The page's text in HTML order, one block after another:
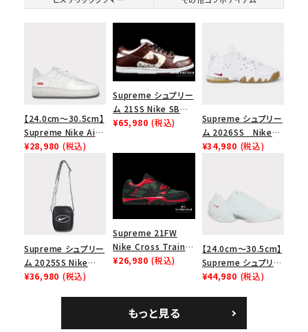
【24.0cm～30.5cm】
Supreme Nike Air
Force 1 Low シュプ
リーム ナイキエアフォ
ース１スニーカー シ
ューズ ホワイト
¥28,980 (税込)
Supreme シュプリー
ム 21SS Nike SB
Dunk Low ナイキSB
¥65,980 (税込)
Supreme シュプリー
ム 2026SS Nike
SB Air Max 2 CB 94
¥34,980 (税込)
Supreme シュプリー
ム 2025SS Nike
Leather Shoulder
¥36,980 (税込)
Supreme 21FW
Nike Cross Trainer
Low ナイキクロスト
¥26,980 (税込)
【24.0cm～30.5cm】
Supreme シュプリー
ム 2023AW Nike
カー ホワイト 白
¥44,980 (税込)
もっと見る